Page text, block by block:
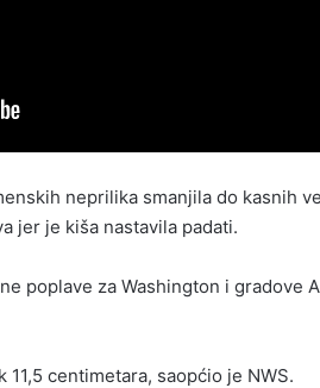
neprilika smanjila do kasnih
jer je kiša nastavila padati.
poplave za Washington i gradove
centimetara, saopćio je NWS.